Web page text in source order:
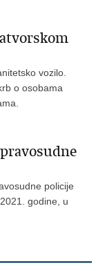
vozilo.
o osobama
policije
godine, u